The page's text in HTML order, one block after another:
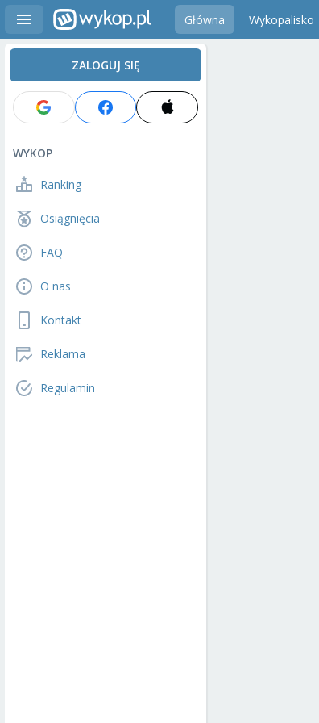
Główna Wykopalisko
ZALOGUJ SIĘ
WYKOP
Ranking
Osiągnięcia
FAQ
O nas
Kontakt
Reklama
Regulamin